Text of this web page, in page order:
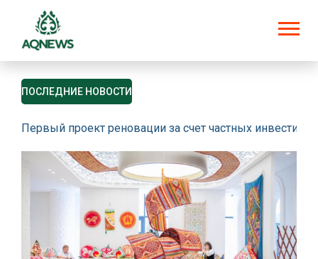
ПОСЛЕДНИЕ НОВОСТИ
Первый проект реновации за счет частных